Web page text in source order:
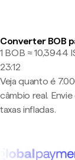
Converter BOB
1 BOB ≈ 10,3944
23:12
Veja quanto é
câmbio real.
taxas infladas.